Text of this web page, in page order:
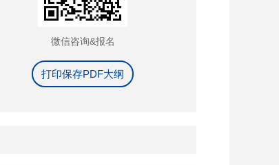
微信咨询&报名
打印保存PDF大纲